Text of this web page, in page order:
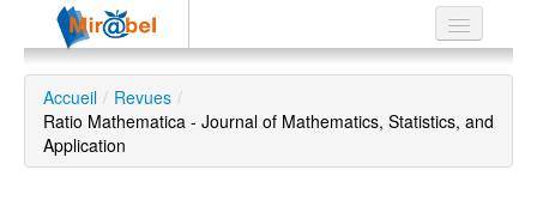
Le réseau
Soutien
Listes
Accueil / Revues /
Ratio Mathematica - Journal of Mathematics, Statistics, and
Application